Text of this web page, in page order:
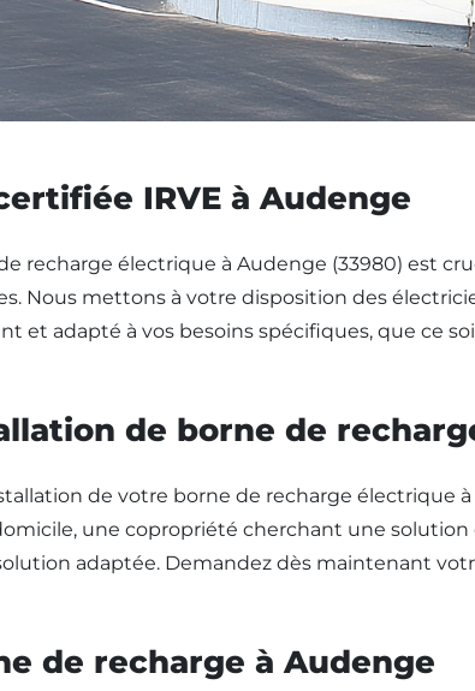
IRVE à Audenge
recharge électrique à Audenge (33980) est
Nous mettons à votre disposition des
et adapté à vos besoins spécifiques, que ce
de borne de
de votre borne de recharge électrique
une copropriété cherchant une
adaptée. Demandez dès maintenant
de recharge à Audenge